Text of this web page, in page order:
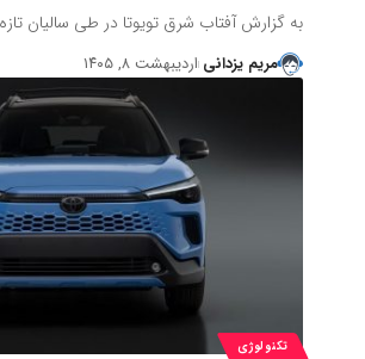
به گزارش آفتاب شرق تویوتا در طی سالیان
مریم یزدانی اردیبهشت ۸, ۱۴۰۵
تکنولوژی